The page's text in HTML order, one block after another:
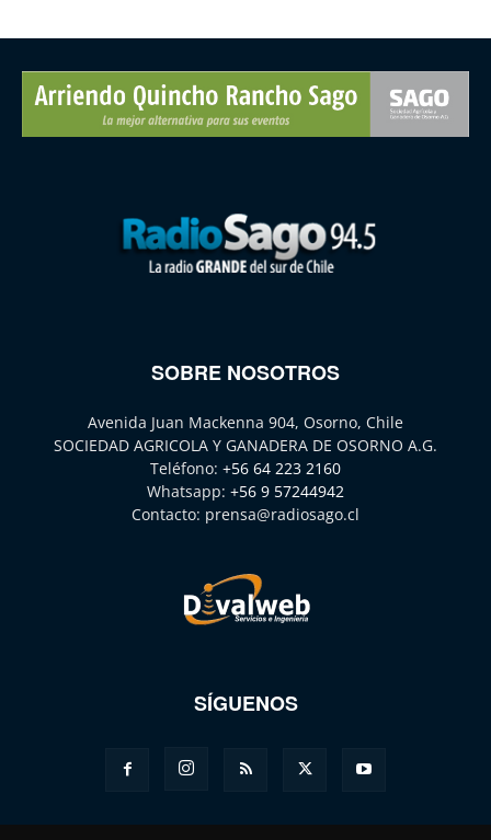
SOBRE NOSOTROS
Avenida Juan Mackenna 904, Osorno, Chile
SOCIEDAD AGRICOLA Y GANADERA DE OSORNO A.G.
Teléfono: +56 64 223 2160
Whatsapp: +56 9 57244942
Contacto: prensa@radiosago.cl
SÍGUENOS